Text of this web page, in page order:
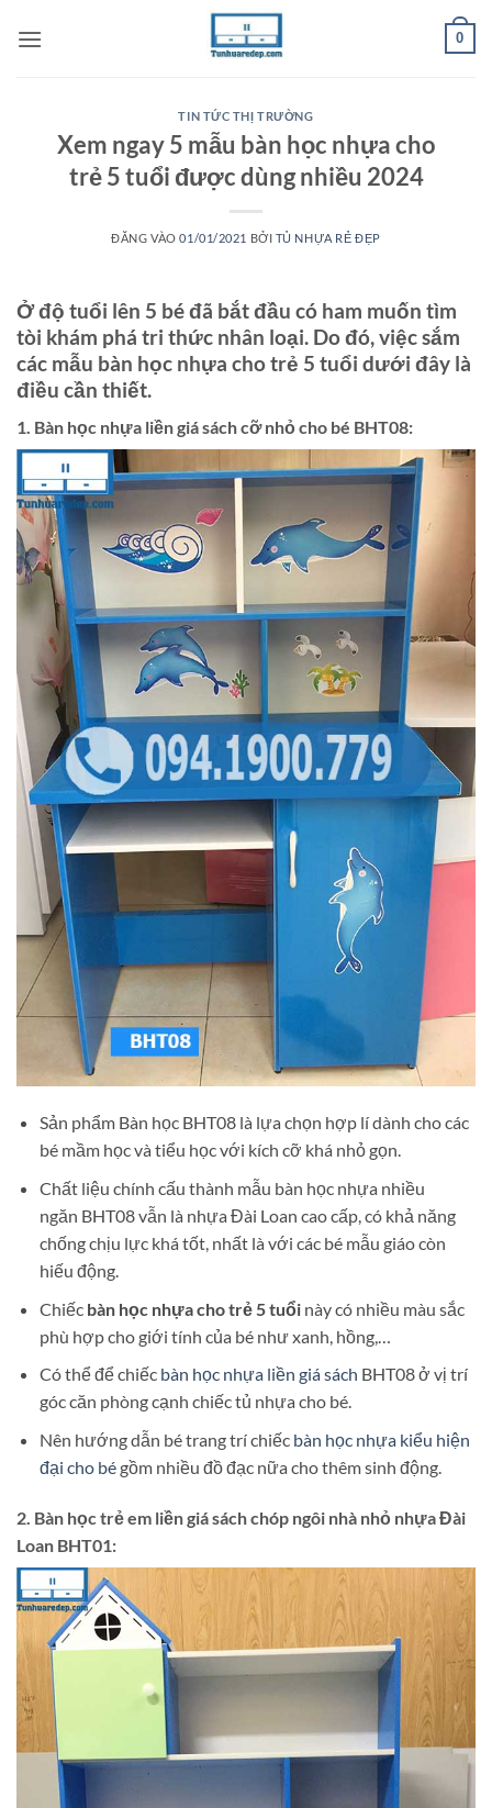
qua
0
TIN TỨC THỊ TRƯỜNG
Xem ngay 5 mẫu bàn học nhựa cho
trẻ 5 tuổi được dùng nhiều 2024
ĐĂNG VÀO01/01/2021 BỞI TỦ NHỰA RẺ ĐẸP
Ở độ tuổi lên 5 bé đã bắt đầu có ham muốn tìm
tòi khám phá tri thức nhân loại. Do đó, việc sắm
các mẫu bàn học nhựa cho trẻ 5 tuổi dưới đây là
điều cần thiết.
1. Bàn học nhựa liền giá sách cỡ nhỏ cho bé BHT08:
Sản phẩm Bàn học BHT08 là lựa chọn hợp lí dành cho các
bé mầm học và tiểu học với kích cỡ khá nhỏ gọn.
Chất liệu chính cấu thành mẫu bàn học nhựa nhiều
ngăn BHT08 vẫn là nhựa Đài Loan cao cấp, có khả năng
chống chịu lực khá tốt, nhất là với các bé mẫu giáo còn
hiếu động.
Chiếc bàn học nhựa cho trẻ 5 tuổinày có nhiều màu sắc
phù hợp cho giới tính của bé như xanh, hồng,…
Có thể để chiếc bàn học nhựa liền giá sách BHT08 ở vị trí
góc căn phòng cạnh chiếc tủ nhựa cho bé.
Nên hướng dẫn bé trang trí chiếc bàn học nhựa kiểu hiện
đại cho bégồm nhiều đồ đạc nữa cho thêm sinh động.
2. Bàn học trẻ em liền giá sách chóp ngôi nhà nhỏ nhựa Đài
Loan BHT01: